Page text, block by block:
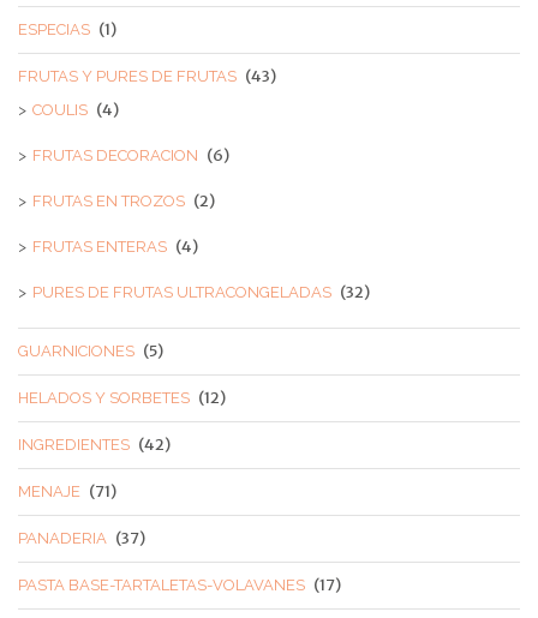
ESPECIAS (1)
FRUTAS Y PURES DE FRUTAS (43)
COULIS (4)
FRUTAS DECORACION (6)
FRUTAS EN TROZOS (2)
FRUTAS ENTERAS (4)
PURES DE FRUTAS ULTRACONGELADAS (32)
GUARNICIONES (5)
HELADOS Y SORBETES (12)
INGREDIENTES (42)
MENAJE (71)
PANADERIA (37)
PASTA BASE-TARTALETAS-VOLAVANES (17)